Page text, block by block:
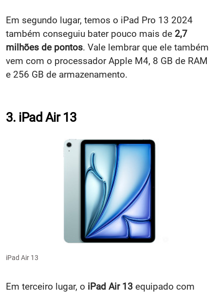
Em segundo lugar, temos o iPad Pro 13 2024
também conseguiu bater pouco mais de 2,7
milhões de pontos. Vale lembrar que ele também
vem com o processador Apple M4, 8 GB de RAM
e 256 GB de armazenamento.
3. iPad Air 13
iPad Air 13
Em terceiro lugar, o iPad Air 13 equipado com